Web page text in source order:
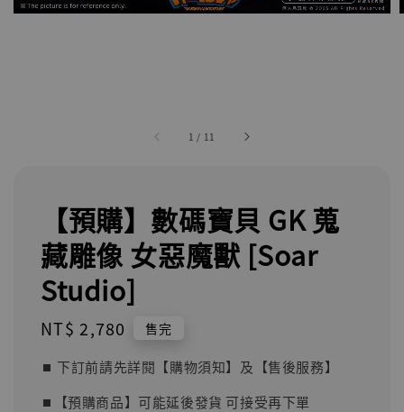
1 / 11
【預購】數碼寶貝 GK 蒐
藏雕像 女惡魔獸 [Soar
Studio]
Regular
NT$ 2,780 售完
⏹︎ 下訂前請先詳閱【購物須知】及【售後服務】
⏹︎【預購商品】可能延後發貨 可接受再下單